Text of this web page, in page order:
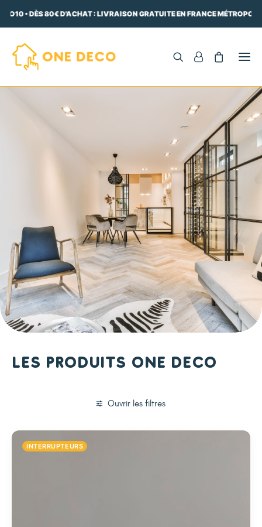
• DÈS 80€ D'ACHAT : LIVRAISON GRATUITE EN FRANCE
Les produits One Deco
Ouvrir les filtres
INTERRUPTEURS